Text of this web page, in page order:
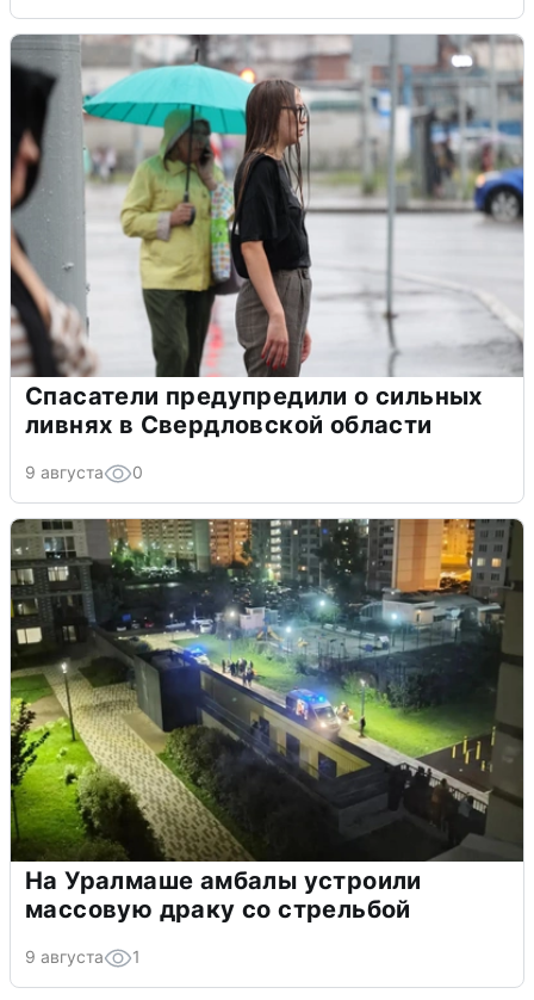
Спасатели предупредили о сильных
ливнях в Свердловской области
9 августа 0
На Уралмаше амбалы устроили
массовую драку со стрельбой
9 августа 1